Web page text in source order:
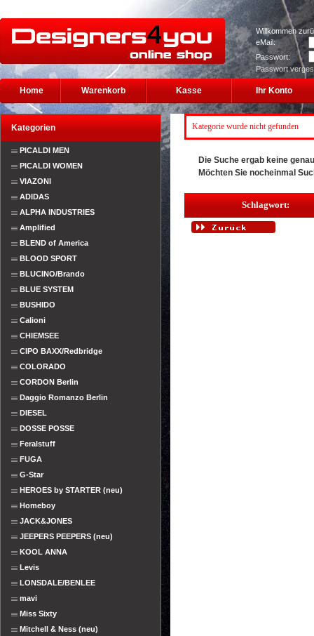
Willkommen
eMail:
Passwort:
Passwort
Home Warenkorb Kasse Ihr Konto
Kategorien
PICALDI MEN
PICALDI WOMEN
VIAZONI
ADIDAS
ALPHA INDUSTRIES
Amplified
BLEND of America
BLOOD SPORT
BLUCINO/Brando
BLUE SYSTEM
BUSHIDO
Calioni
CHIEMSEE
CIPO BAXX/Redbridge
COLORADO
CORDON Berlin
Daggio Romanzo Berlin
DIESEL
DOSSE POSSE
Feralstuff
FUGA
G-Star
HEROES by STARTER (neu)
Homeboy
JACK&JONES
JEEPERS PEEPERS (neu)
KOOL ANNA
Levis
LONSDALE/BENLEE
mavi
Miss Sixty
Mitchell & Ness (neu)
Kategorie wurde nicht gefunden
Die Suche ergab keine
Möchten Sie nocheinmal
Schlagwort: